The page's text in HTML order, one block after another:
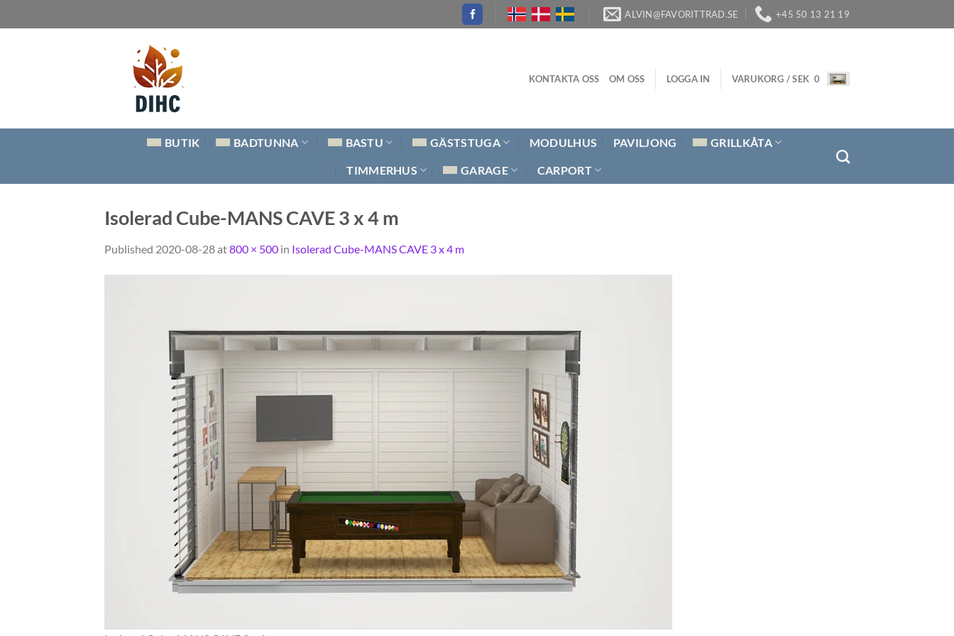
to
ALVIN@FAVORITTRAD.SE +45 50 13 21 19
KONTAKTA OSS OM OSS LOGGA IN VARUKORG /SEK 0
BUTIK BADTUNNA BASTU GÄSTSTUGA MODULHUS PAVILJONG GRILLKÅTA
TIMMERHUS GARAGE CARPORT
Isolerad Cube-MANS CAVE 3 x 4 m
Published 2020-08-28at800 × 500 in Isolerad Cube-MANS CAVE 3 x 4 m